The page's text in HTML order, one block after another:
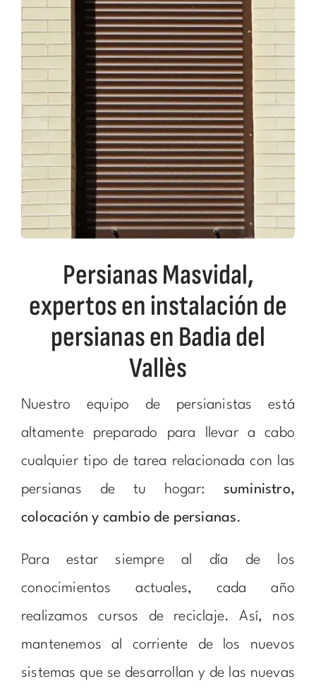
Persianas Masvidal,
expertos en instalación de
persianas en Badia del
Vallès
Nuestro equipo de persianistas está
altamente preparado para llevar a cabo
cualquier tipo de tarea relacionada con las
persianas de tu hogar: suministro,
colocación y cambio de persianas.
Para estar siempre al día de los
conocimientos actuales, cada año
realizamos cursos de reciclaje. Así, nos
mantenemos al corriente de los nuevos
sistemas que se desarrollan y de las nuevas